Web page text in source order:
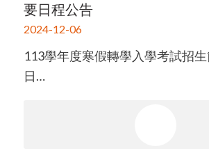
要日程公告
2024-12-06
113學年度寒假轉學入學考試招
日…